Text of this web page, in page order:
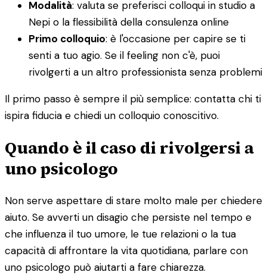
Modalità: valuta se preferisci colloqui in studio a
Nepi o la flessibilità della consulenza online
Primo colloquio: è l'occasione per capire se ti
senti a tuo agio. Se il feeling non c'è, puoi
rivolgerti a un altro professionista senza problemi
Il primo passo è sempre il più semplice: contatta chi ti
ispira fiducia e chiedi un colloquio conoscitivo.
Quando è il caso di rivolgersi a
uno psicologo
Non serve aspettare di stare molto male per chiedere
aiuto. Se avverti un disagio che persiste nel tempo e
che influenza il tuo umore, le tue relazioni o la tua
capacità di affrontare la vita quotidiana, parlare con
uno psicologo può aiutarti a fare chiarezza.